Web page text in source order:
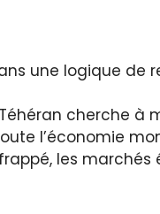
une logique de
cherche à
l’économie
les